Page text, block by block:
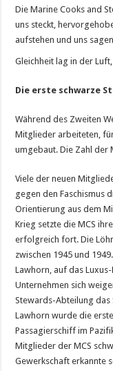
Die Marine Cooks and
uns steckt,
aufstehen und uns
Gleichheit lag in der
Die erste schwarze
Während des Zweiten
Mitglieder arbeiteten,
umgebaut. Die Zahl der
Viele der neuen
gegen den Faschismus
Orientierung aus dem
Krieg setzte die MCS
erfolgreich fort. Die
zwischen 1945 und
Lawhorn, auf das
Unternehmen sich
Stewards-Abteilung das
Lawhorn wurde die
Passagierschiff im
Mitglieder der MCS
Gewerkschaft erkannte